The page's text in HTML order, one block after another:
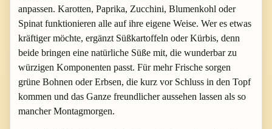
anpassen. Karotten, Paprika, Zucchini, Blumenkohl oder
Spinat funktionieren alle auf ihre eigene Weise. Wer es etwas
kräftiger möchte, ergänzt Süßkartoffeln oder Kürbis, denn
beide bringen eine natürliche Süße mit, die wunderbar zu
würzigen Komponenten passt. Für mehr Frische sorgen
grüne Bohnen oder Erbsen, die kurz vor Schluss in den Topf
kommen und das Ganze freundlicher aussehen lassen als so
mancher Montagmorgen.